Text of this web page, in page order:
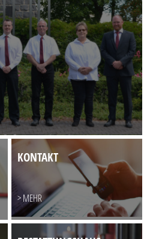
KONTAKT
> MEHR